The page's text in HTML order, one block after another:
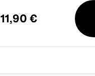
11,90 €